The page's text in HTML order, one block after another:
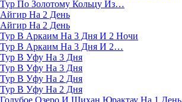
Тур По Золотому Кольцу Из…
Айгир На 2 День
Айгир На 2 День
Тур В Аркаим На 3 Дня И 2 Ночи
Тур В Аркаим На 3 Дня И 2…
Тур В Уфу На 3 Дня
Тур В Уфу На 3 Дня
Тур В Уфу На 2 Дня
Тур В Уфу На 2 Дня
Голубое Озеро И Шихан Юрактау На 1 День